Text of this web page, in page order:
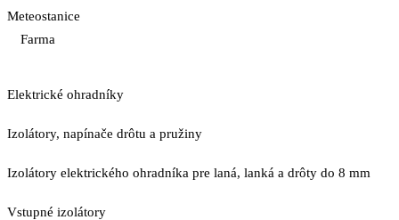
Meteostanice
Farma
Elektrické ohradníky
Izolátory, napínače drôtu a pružiny
Izolátory elektrického ohradníka pre laná, lanká a drôty do 8 mm
Vstupné izolátory